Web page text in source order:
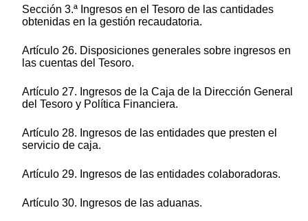
Sección 3.ª Ingresos en el Tesoro de las cantidades
obtenidas en la gestión recaudatoria.
Artículo 26. Disposiciones generales sobre ingresos en
las cuentas del Tesoro.
Artículo 27. Ingresos de la Caja de la Dirección General
del Tesoro y Política Financiera.
Artículo 28. Ingresos de las entidades que presten el
servicio de caja.
Artículo 29. Ingresos de las entidades colaboradoras.
Artículo 30. Ingresos de las aduanas.